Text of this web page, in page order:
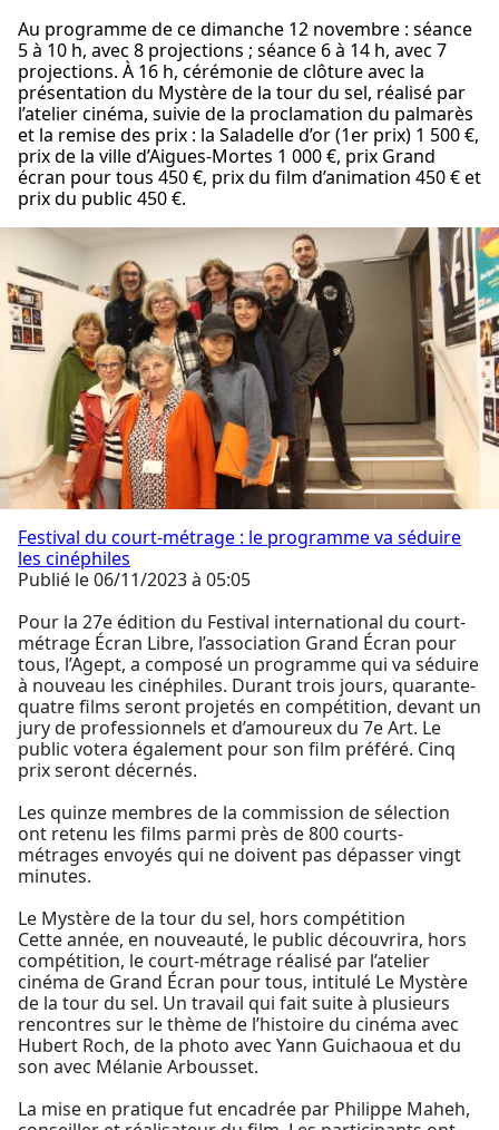
Au programme de ce dimanche 12 novembre : séance
5 à 10 h, avec 8 projections ; séance 6 à 14 h, avec 7
projections. À 16 h, cérémonie de clôture avec la
présentation du Mystère de la tour du sel, réalisé par
l’atelier cinéma, suivie de la proclamation du palmarès
et la remise des prix : la Saladelle d’or (1er prix) 1 500 €,
prix de la ville d’Aigues-Mortes 1 000 €, prix Grand
écran pour tous 450 €, prix du film d’animation 450 € et
prix du public 450 €.
Festival du court-métrage : le programme va séduire
les cinéphiles
Publié le 06/11/2023 à 05:05
Pour la 27e édition du Festival international du court-
métrage Écran Libre, l’association Grand Écran pour
tous, l’Agept, a composé un programme qui va séduire
à nouveau les cinéphiles. Durant trois jours, quarante-
quatre films seront projetés en compétition, devant un
jury de professionnels et d’amoureux du 7e Art. Le
public votera également pour son film préféré. Cinq
prix seront décernés.
Les quinze membres de la commission de sélection
ont retenu les films parmi près de 800 courts-
métrages envoyés qui ne doivent pas dépasser vingt
minutes.
Le Mystère de la tour du sel, hors compétition
Cette année, en nouveauté, le public découvrira, hors
compétition, le court-métrage réalisé par l’atelier
cinéma de Grand Écran pour tous, intitulé Le Mystère
de la tour du sel. Un travail qui fait suite à plusieurs
rencontres sur le thème de l’histoire du cinéma avec
Hubert Roch, de la photo avec Yann Guichaoua et du
son avec Mélanie Arbousset.
La mise en pratique fut encadrée par Philippe Maheh,